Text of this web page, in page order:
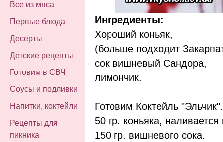
Все из мяса
Первые блюда
Десерты
Детские рецепты
Готовим в СВЧ
Соусы и подливки
Напитки, коктейли
Рецепты для
пикника
Ингредиенты:
Хороший коньяк,
(больше подходит
сок вишневый Сандора,
лимончик.
Готовим Коктейль
50 гр. коньяка,
150 гр. вишневого сока.